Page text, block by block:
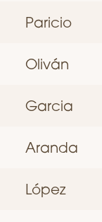
Paricio
Oliván
Garcia
Aranda
López